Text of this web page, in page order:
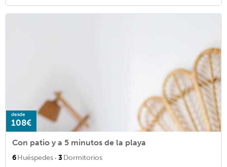
desde
108€
Con patio y a 5 minutos de la playa
6Huéspedes · 3Dormitorios